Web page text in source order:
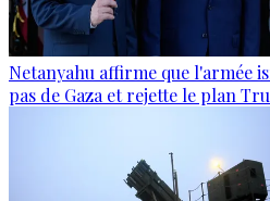
Netanyahu affirme que l'armée
pas de Gaza et rejette le plan